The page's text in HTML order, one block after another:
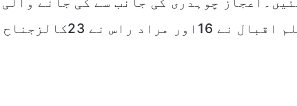
50 کالزریکارڈ میں آئیں جب کہ اسلم اقبال نے 16اور مراد راس نے 23کالزجناح